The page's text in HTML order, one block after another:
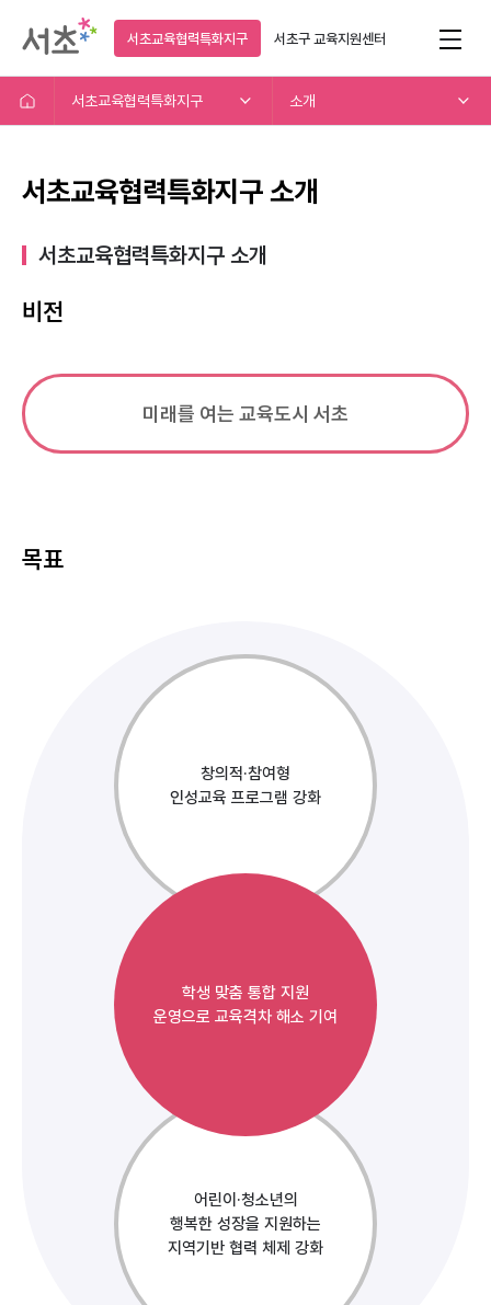
서초교육협력특화지구 서초구교육지원센터
서초교육협력특화지구 소개
서초교육협력특화지구 소개
서초교육협력특화지구 소개​
비전
미래를 여는 교육도시 서초
목표
창의적·참여형
인성교육 프로그램 강화
학생 맞춤 통합 지원
운영으로 교육격차 해소 기여
어린이·청소년의
행복한 성장을 지원하는
지역기반 협력 체제 강화